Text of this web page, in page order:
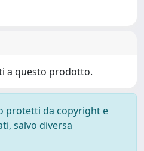
a questo prodotto.
protetti da copyright e
salvo diversa